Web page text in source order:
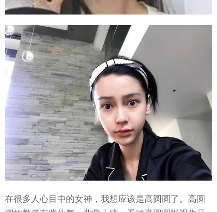
在很多人心目中的女神，我想应该是高圆圆了。高圆